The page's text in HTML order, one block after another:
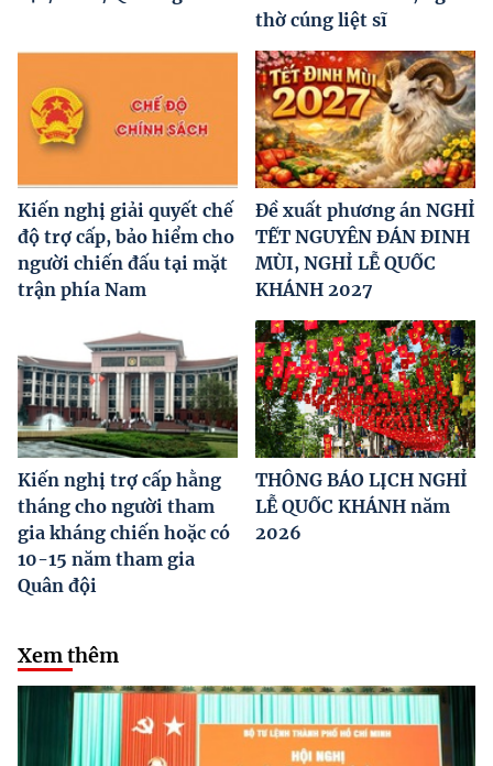
thờ cúng liệt sĩ
Kiến nghị giải quyết chế
độ trợ cấp, bảo hiểm cho
người chiến đấu tại mặt
trận phía Nam
Đề xuất phương án NGHỈ
TẾT NGUYÊN ĐÁN ĐINH
MÙI, NGHỈ LỄ QUỐC
KHÁNH 2027
Kiến nghị trợ cấp hằng
tháng cho người tham
gia kháng chiến hoặc có
10-15 năm tham gia
Quân đội
THÔNG BÁO LỊCH NGHỈ
LỄ QUỐC KHÁNH năm
2026
Xem thêm